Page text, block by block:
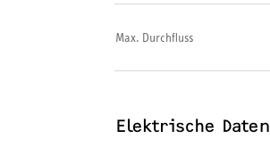
Max. Durchfluss
Elektrische Daten